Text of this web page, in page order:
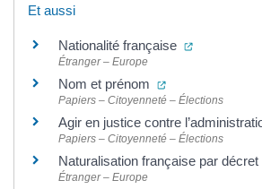
Et aussi
Nationalité française (ouverture
Étranger – Europe
Nom et prénom (ouverture dans
Papiers – Citoyenneté – Élections
Agir en justice contre
Papiers – Citoyenneté – Élections
Naturalisation française par décret
Étranger – Europe